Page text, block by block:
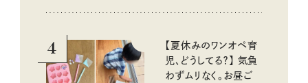
4
【夏休みのワンオペ育
児、どうしてる？】 気負
わずムリなく。お昼ご